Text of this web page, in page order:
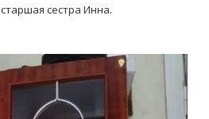
сестра Инна.